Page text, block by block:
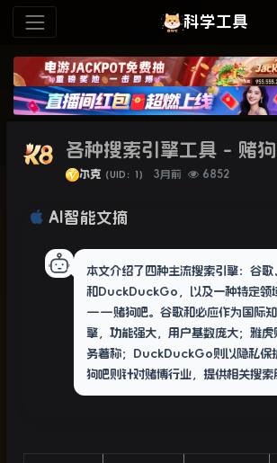
科学工具
各种搜索引擎工具 - 赌
尔克 （UID：1） 3月前 6852
AI智能文摘
本文介绍了四种主流搜索引擎：谷歌
和DuckDuckGo，以及一种特定领
——赌狗吧。谷歌和必应作为国际知
擎，功能强大，用户基数庞大；雅虎
务著称；DuckDuckGo则以隐私保
狗吧则针对赌博行业，提供相关搜索